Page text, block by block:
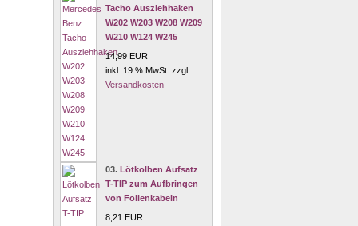
Tacho Ausziehhaken
W202 W203 W208 W209
W210 W124 W245
14,99 EUR
inkl. 19 % MwSt. zzgl.
Versandkosten
03. Lötkolben Aufsatz
T-TIP zum Aufbringen
von Folienkabeln
8,21 EUR